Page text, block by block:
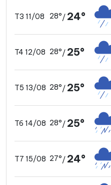
T3 11/08 28°/ 24°
T4 12/08 28°/ 25°
T5 13/08 28°/ 25°
T6 14/08 28°/ 25°
T7 15/08 27°/ 24°